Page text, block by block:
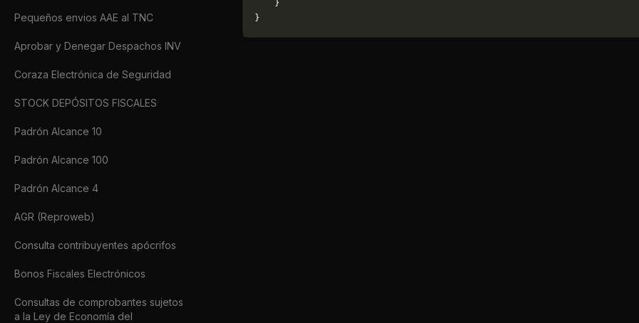
Pequeños envios AAE al TNC
Aprobar y Denegar Despachos INV
Coraza Electrónica de Seguridad
STOCK DEPÓSITOS FISCALES
Padrón Alcance 10
Padrón Alcance 100
Padrón Alcance 4
AGR (Reproweb)
Consulta contribuyentes apócrifos
Bonos Fiscales Electrónicos
Consultas de comprobantes sujetos
a la Ley de Economía del
    }
}